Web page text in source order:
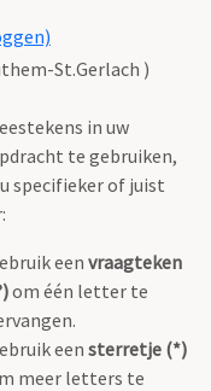
St.Gerlach )
in uw
te gebruiken,
specifieker of juist
eenvraagteken
om één letter te
eensterretje (*)
meer letters te